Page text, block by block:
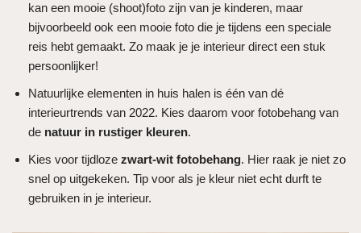
kan een mooie (shoot)foto zijn van je kinderen, maar
bijvoorbeeld ook een mooie foto die je tijdens een speciale
reis hebt gemaakt. Zo maak je je interieur direct een stuk
persoonlijker!
Natuurlijke elementen in huis halen is één van dé
interieurtrends van 2022. Kies daarom voor fotobehang van
de natuur in rustiger kleuren.
Kies voor tijdloze zwart-wit fotobehang. Hier raak je niet zo
snel op uitgekeken. Tip voor als je kleur niet echt durft te
gebruiken in je interieur.